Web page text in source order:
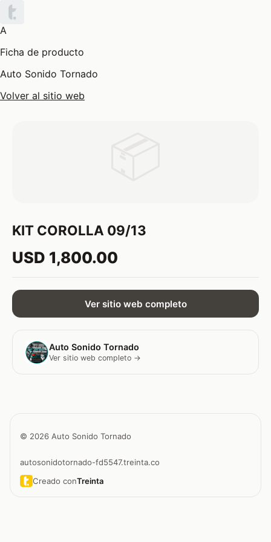
A
Ficha de producto
Auto Sonido Tornado
Volver al sitio web
KIT COROLLA 09/13
USD 1,800.00
Ver sitio web completo
Auto Sonido Tornado
Ver sitio web completo →
© 2026 Auto Sonido Tornado
autosonidotornado-fd5547.treinta.co
Creado conTreinta